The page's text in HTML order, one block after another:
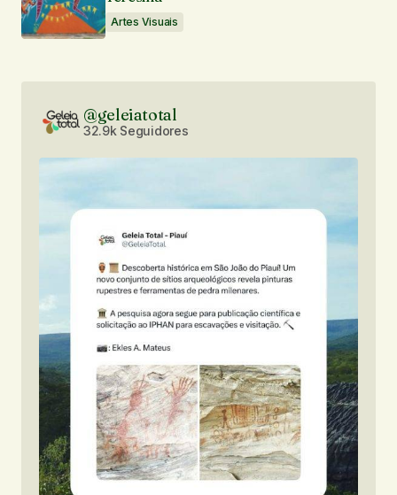
Artes Visuais
@geleiatotal
32.9k Seguidores